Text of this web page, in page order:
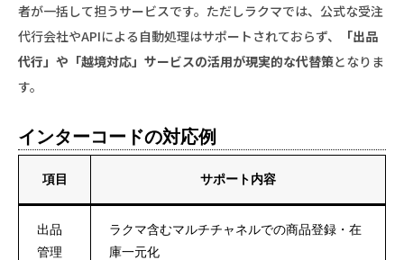
者が一括して担うサービスです。ただしラクマでは、公式な受注
代行会社やAPIによる自動処理はサポートされておらず、
「出品
代行」や「越境対応」サービスの活用が現実的な代替策となりま
す。
インターコードの対応例
項目 サポート内容
出品
管理
ラクマ含むマルチチャネルでの商品登録・在
庫一元化